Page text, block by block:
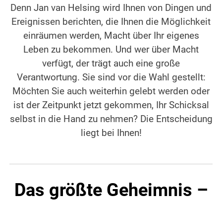
Denn Jan van Helsing wird Ihnen von Dingen und
Ereignissen berichten, die Ihnen die Möglichkeit
einräumen werden, Macht über Ihr eigenes
Leben zu bekommen. Und wer über Macht
verfügt, der trägt auch eine große
Verantwortung. Sie sind vor die Wahl gestellt:
Möchten Sie auch weiterhin gelebt werden oder
ist der Zeitpunkt jetzt gekommen, Ihr Schicksal
selbst in die Hand zu nehmen? Die Entscheidung
liegt bei Ihnen!
Das größte Geheimnis –